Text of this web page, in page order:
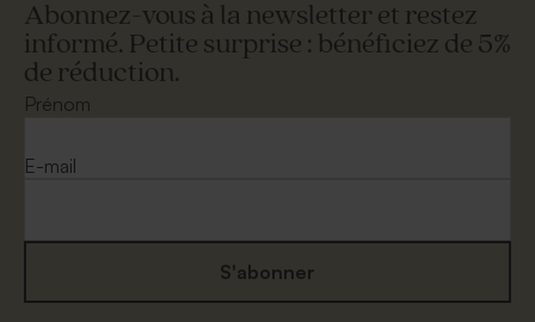
Abonnez-vous à la newsletter et restez
informé. Petite surprise : bénéficiez de 5%
de réduction.
Prénom
E-mail
S'abonner